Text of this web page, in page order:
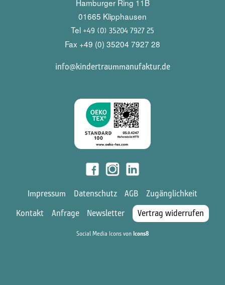
Hamburger Ring 11B
01665 Klipphausen
Tel +49 (0) 35204 7927 25
Fax +49 (0) 35204 7927 28
info@kindertraummanufaktur.de
Impressum Datenschutz AGB
Zugänglichkeit
Kontakt
Anfrage Newsletter Vertrag widerrufen
Social Media Icons von Icons8